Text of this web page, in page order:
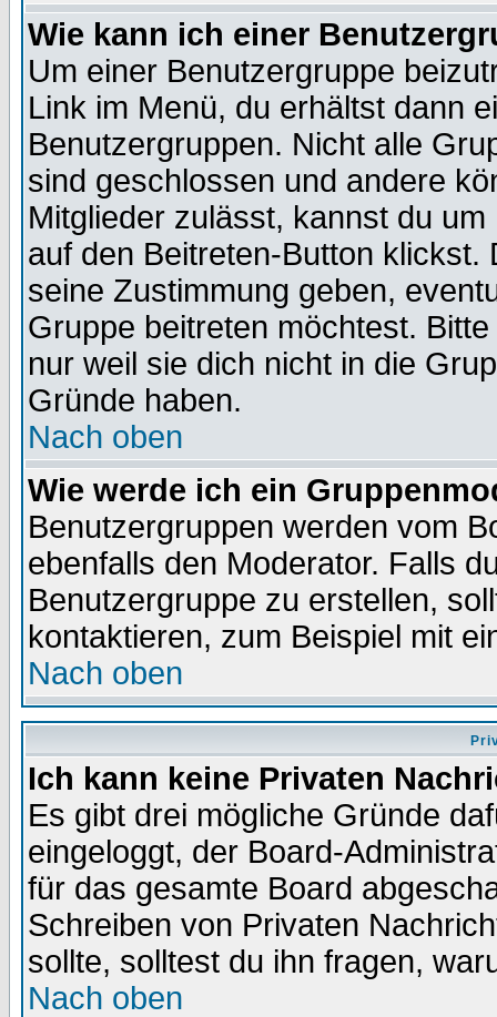
Wie kann ich einer
Um einer Benutzergruppe
Link im Menü, du erhältst dann
Benutzergruppen. Nicht alle
sind geschlossen und andere
Mitglieder zulässt, kannst du
auf den Beitreten-Button
seine Zustimmung geben,
Gruppe beitreten möchtest.
nur weil sie dich nicht in die
Gründe haben.
Nach oben
Wie werde ich ein
Benutzergruppen werden vom
ebenfalls den Moderator. Falls
Benutzergruppe zu erstellen,
kontaktieren, zum Beispiel mit
Nach oben
Ich kann keine Privaten
Es gibt drei mögliche Gründe
eingeloggt, der Board-
für das gesamte Board
Schreiben von Privaten
sollte, solltest du ihn fragen,
Nach oben